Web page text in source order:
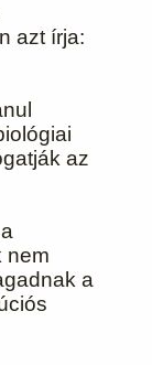
azt írja:
az
nem
a